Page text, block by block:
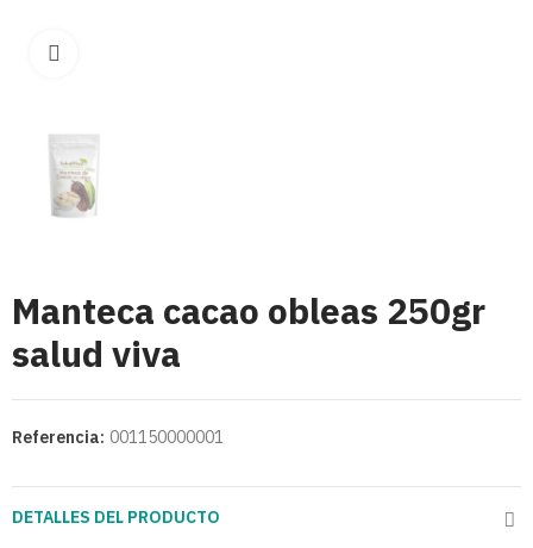
Manteca cacao obleas 250gr
salud viva
Referencia: 001150000001
DETALLES DEL PRODUCTO